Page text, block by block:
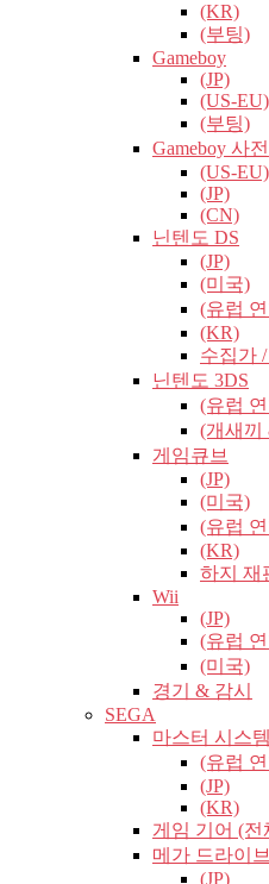
(KR)
(부팅)
Gameboy
(JP)
(US-EU)
(부팅)
Gameboy 사전
(US-EU)
(JP)
(CN)
닌텐도 DS
(JP)
(미국)
(유럽​​
(KR)
수집가
닌텐도 3DS
(유럽​​
(개새끼
게임큐브
(JP)
(미국)
(유럽​​
(KR)
하지 재
Wii
(JP)
(유럽​​
(미국)
경기 & 감시
SEGA
마스터 시스
(유럽​​
(JP)
(KR)
게임 기어 (전
메가 드라이
(JP)